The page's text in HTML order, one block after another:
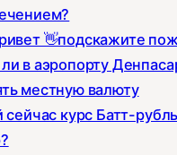
👋подскажите
в аэропорту
местную валюту
сейчас курс Батт-